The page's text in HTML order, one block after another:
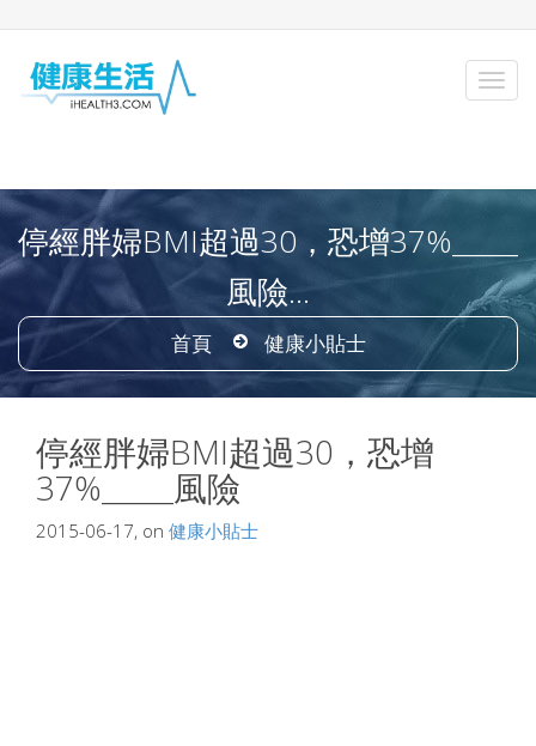
停經胖婦BMI超過30，恐增37%_____
風險...
首頁 健康小貼士
停經胖婦BMI超過30，恐增
37%_____風險
2015-06-17, on 健康小貼士